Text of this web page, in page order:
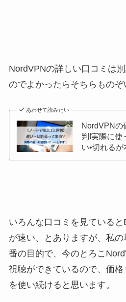
NordVPNの詳しい口コミは
のでよかったらそちらものぞ
あわせて読みたい
NordVPNの
判!実際に使
い•切れる
いろんな口コミを見ている
が速い、とありますが、私
番の目的で、今のとろこ
視聴ができているので、価
を使い続けると思います。